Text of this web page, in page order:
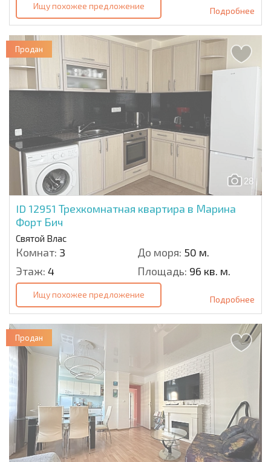
Ищу похожее предложение Подробнее
28
ID 12951 Трехкомнатная квартира в Марина
Форт Бич
Святой Влас
Комнат: 3 До моря: 50 м.
Этаж: 4 Площадь: 96 кв. м.
Продан
Ищу похожее предложение Подробнее
Продан